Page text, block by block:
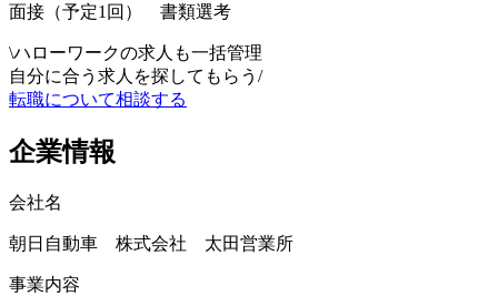
面接（予定1回） 書類選考
\ハローワークの求人も一括管理
自分に合う求人を探してもらう /
転職について相談する
企業情報
会社名
朝日自動車 株式会社 太田営業所
事業内容